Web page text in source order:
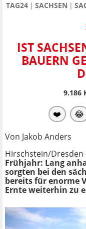
TAG24 SACHSEN
IST
BAUERN
9.186
❤️ 😂
Von Jakob Anders
Hirschstein/Dresden
Frühjahr: Lang
sorgten bei den
bereits für enorme
Ernte weiterhin zu